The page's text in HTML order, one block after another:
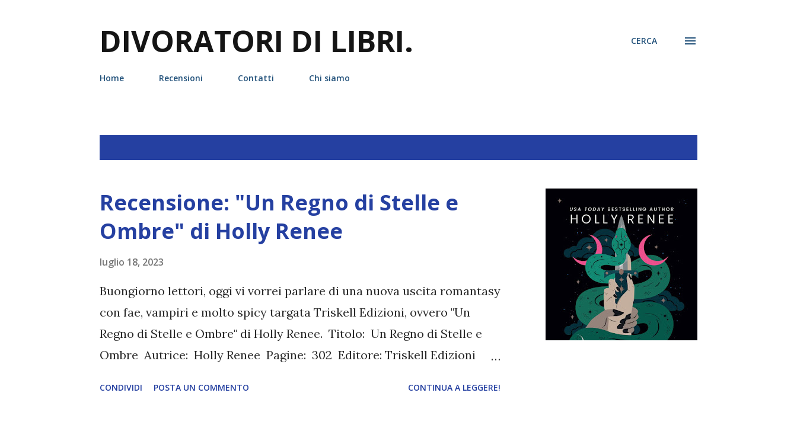
DIVORATORI DI LIBRI. CERCA
Home Recensioni Contatti Chi siamo
Recensione: "Un Regno di Stelle e
Ombre" di Holly Renee
luglio 18, 2023
Buongiorno lettori, oggi vi vorrei parlare di una nuova uscita romantasy
con fae, vampiri e molto spicy targata Triskell Edizioni, ovvero "Un
Regno di Stelle e Ombre" di Holly Renee. Titolo: Un Regno di Stelle e
Ombre Autrice: Holly Renee Pagine: 302 Editore: Triskell Edizioni
CONDIVIDI POSTA UN COMMENTO CONTINUA A LEGGERE!